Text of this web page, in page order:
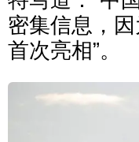
密集信息，
首次亮相”。